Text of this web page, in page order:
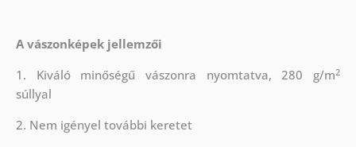
A vászonképek jellemzői
1. Kiváló minőségű vászonra nyomtatva, 280 g/m2
súllyal
2. Nem igényel további keretet